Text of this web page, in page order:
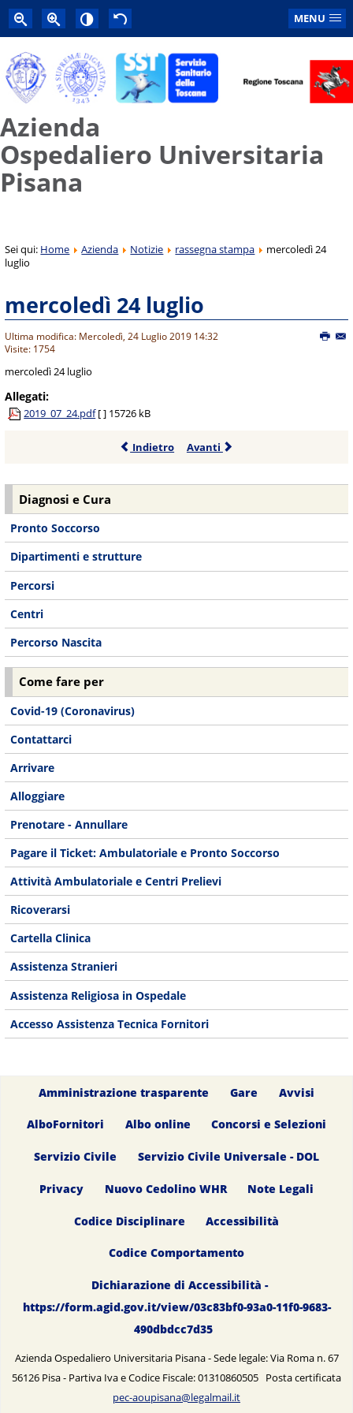
MENU
Azienda
Ospedaliero Universitaria
Pisana
Sei qui: Home Azienda Notizie rassegna stampa
mercoledì 24
luglio
mercoledì 24 luglio
Ultima modifica: Mercoledì, 24 Luglio 2019 14:32
Visite: 1754
mercoledì 24 luglio
Allegati:
2019_07_24.pdf [ ] 15726 kB
Indietro Avanti
Diagnosi e Cura
Pronto Soccorso
Dipartimenti e strutture
Percorsi
Centri
Percorso Nascita
Come fare per
Covid-19 (Coronavirus)
Contattarci
Arrivare
Alloggiare
Prenotare - Annullare
Pagare il Ticket: Ambulatoriale e Pronto Soccorso
Attività Ambulatoriale e Centri Prelievi
Ricoverarsi
Cartella Clinica
Assistenza Stranieri
Assistenza Religiosa in Ospedale
Accesso Assistenza Tecnica Fornitori
Amministrazione trasparente Gare Avvisi
AlboFornitori Albo online Concorsi e Selezioni
Servizio Civile Servizio Civile Universale - DOL
Privacy Nuovo Cedolino WHR Note Legali
Codice Disciplinare Accessibilità
Codice Comportamento
Dichiarazione di Accessibilità -
https://form.agid.gov.it/view/03c83bf0-93a0-11f0-9683-
490dbdcc7d35
Azienda Ospedaliero Universitaria Pisana - Sede legale: Via Roma n. 67
56126 Pisa - Partiva Iva e Codice Fiscale: 01310860505 Posta certificata
pec-aoupisana@legalmail.it